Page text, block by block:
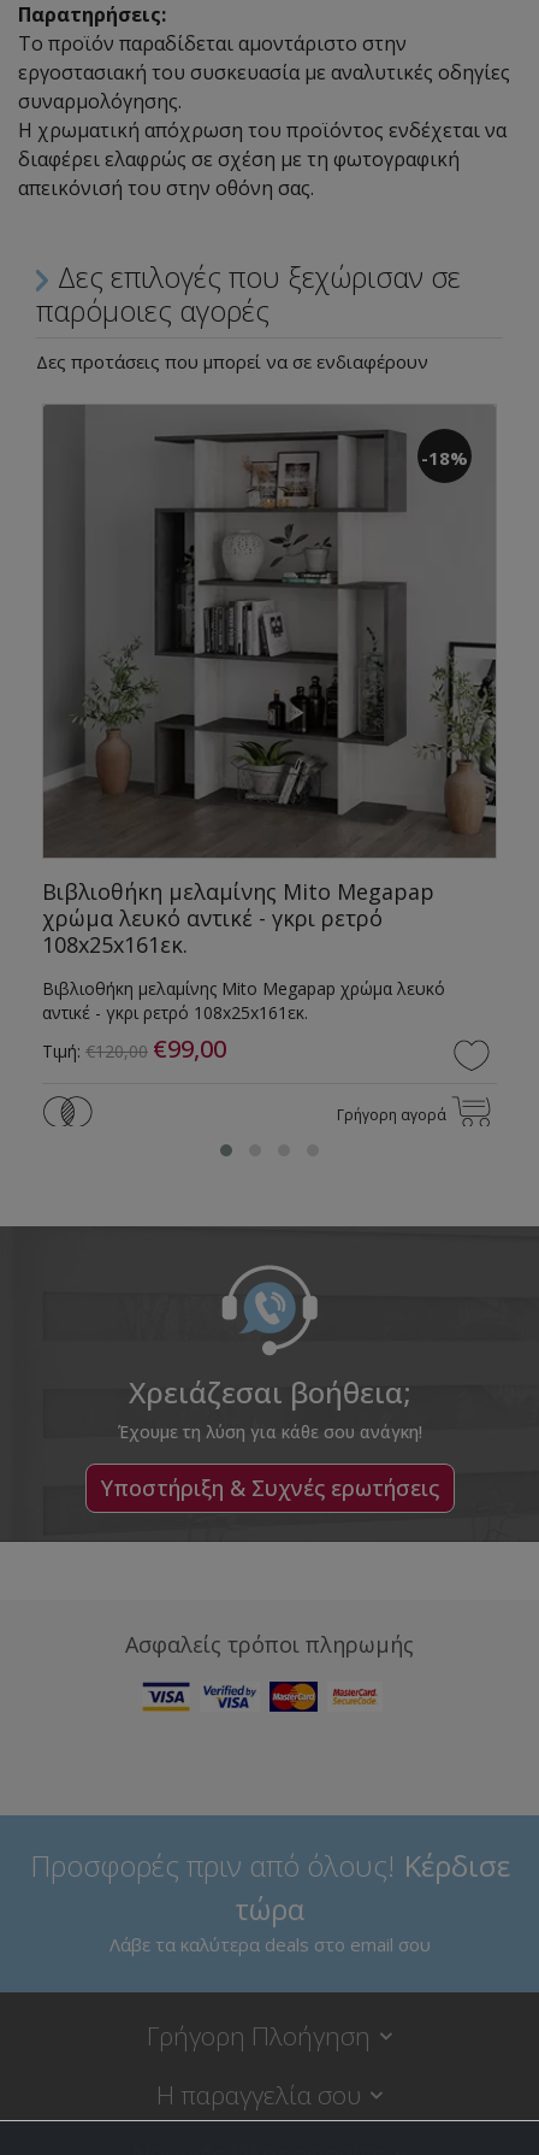
Παρατηρήσεις:
Το προϊόν παραδίδεται αμοντάριστο στην
εργοστασιακή του συσκευασία με αναλυτικές οδηγίες
συναρμολόγησης.
Η χρωματική απόχρωση του προϊόντος ενδέχεται να
διαφέρει ελαφρώς σε σχέση με τη φωτογραφική
απεικόνισή του στην οθόνη σας.
Δες επιλογές που ξεχώρισαν σε
παρόμοιες αγορές
Δες προτάσεις που μπορεί να σε ενδιαφέρουν
-18%
Βιβλιοθήκη μελαμίνης Mito Megapap
χρώμα λευκό αντικέ - γκρι ρετρό
108x25x161εκ.
Βιβλιοθήκη μελαμίνης Mito Megapap χρώμα λευκό
αντικέ - γκρι ρετρό 108x25x161εκ.
Τιμή: €120,00 €99,00
Γρήγορη αγορά
Χρειάζεσαι βοήθεια;
Έχουμε τη λύση για κάθε σου ανάγκη!
Υποστήριξη & Συχνές ερωτήσεις
Ασφαλείς τρόποι πληρωμής
Προσφορές πριν από όλους! Κέρδισε
τώρα
Λάβε τα καλύτερα deals στο email σου
Γρήγορη Πλοήγηση
Η παραγγελία σου